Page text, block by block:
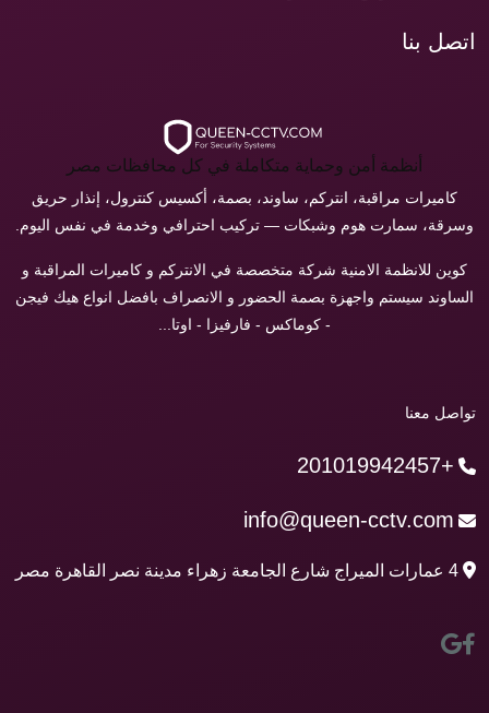
اتصل بنا
أنظمة أمن وحماية متكاملة في كل محافظات مصر
كاميرات مراقبة، انتركم، ساوند، بصمة، أكسيس كنترول، إنذار حريق
وسرقة، سمارت هوم وشبكات — تركيب احترافي وخدمة في نفس اليوم.
كوين للانظمة الامنية شركة متخصصة في الانتركم و كاميرات المراقبة و
الساوند سيستم واجهزة بصمة الحضور و الانصراف بافضل انواع هيك فيجن
- كوماكس - فارفيزا - اوتا...
تواصل معنا
+201019942457
info@queen-cctv.com
4 عمارات الميراج شارع الجامعة زهراء مدينة نصر القاهرة مصر